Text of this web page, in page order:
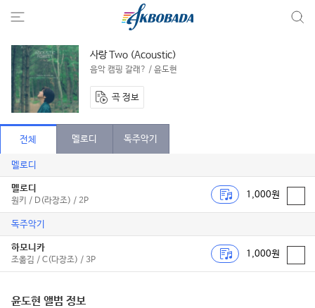
사랑 Two (Acoustic)
음악 캠핑 갈래? / 윤도현
곡 정보
전체 멜로디 독주악기
멜로디
멜로디
원키 / D(라장조) / 2P
1,000원
독주악기
하모니카
조옮김 / C(다장조) / 3P
1,000원
윤도현 앨범 정보